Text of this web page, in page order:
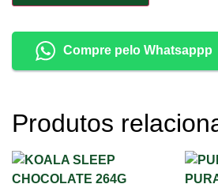
Compre pelo Whatsappp
Produtos